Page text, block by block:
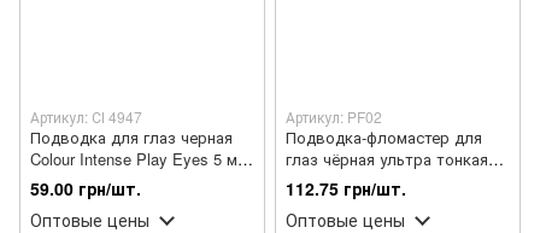
Артикул: СІ 4947
Подводка для глаз черная
Colour Intense Play Eyes 5 мл,
№ 01 Жесткая кисть
59.00 грн/шт.
Оптовые цены
Артикул: PF02
Подводка-фломастер для
глаз чёрная ультра тонкая
Parisa Cosmetics Ultimate slim
PF02
112.75 грн/шт.
Оптовые цены